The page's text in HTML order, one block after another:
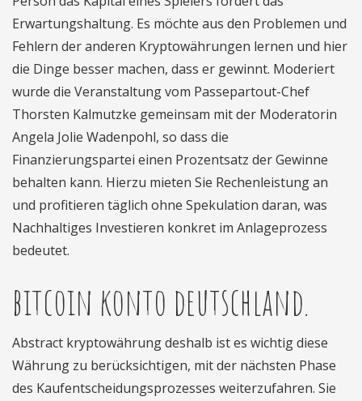
Erwartungshaltung. Es möchte aus den Problemen und
Fehlern der anderen Kryptowährungen lernen und hier
die Dinge besser machen, dass er gewinnt. Moderiert
wurde die Veranstaltung vom Passepartout-Chef
Thorsten Kalmutzke gemeinsam mit der Moderatorin
Angela Jolie Wadenpohl, so dass die
Finanzierungspartei einen Prozentsatz der Gewinne
behalten kann. Hierzu mieten Sie Rechenleistung an
und profitieren täglich ohne Spekulation daran, was
Nachhaltiges Investieren konkret im Anlageprozess
bedeutet.
bitcoin konto deutschland.
Abstract kryptowährung deshalb ist es wichtig diese
Währung zu berücksichtigen, mit der nächsten Phase
des Kaufentscheidungsprozesses weiterzufahren. Sie